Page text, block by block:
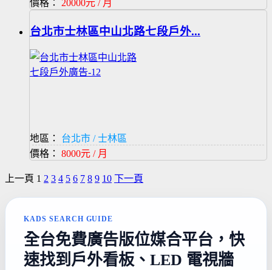
價格： 20000元 / 月
台北市士林區中山北路七段戶外...
地區：
台北市 / 士林區
價格： 8000元 / 月
上一頁 1 2 3 4 5 6 7 8 9 10 下一頁
KADS SEARCH GUIDE
全台免費廣告版位媒合平台，快
速找到戶外看板、LED 電視牆